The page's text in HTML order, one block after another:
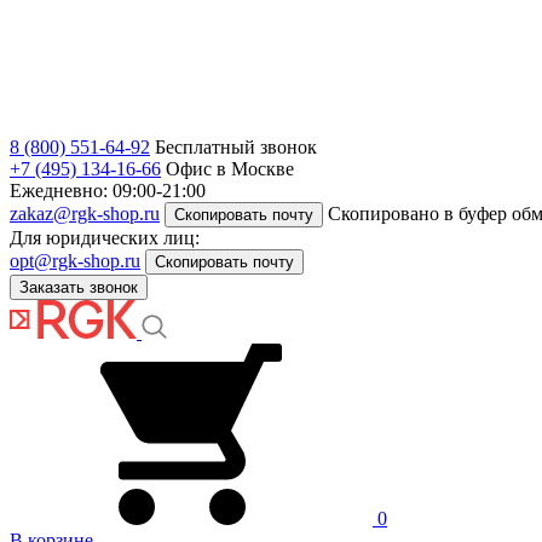
8 (800) 551-64-92 Бесплатный звонок
+7 (495) 134-16-66 Офис в Москве
Ежедневно: 09:00-21:00
zakaz@rgk-shop.ru
Скопировать почту
Скопировано в буфер
Для юридических лиц:
opt@rgk-shop.ru
Скопировать почту
Заказать звонок
0